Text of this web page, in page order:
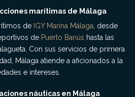
marítimas de Málaga
de IGY Marina Málaga , desde
de Puerto Banús hasta las
Con sus servicios de primera
Málaga atiende a aficionados a la
e intereses.
náuticas en Málaga